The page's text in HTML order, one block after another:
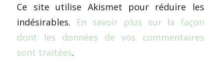
Ce site utilise Akismet pour réduire les
indésirables. En savoir plus sur la façon
dont les données de vos commentaires
sont traitées.